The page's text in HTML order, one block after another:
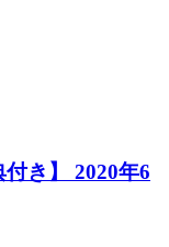
付き】 2020年6